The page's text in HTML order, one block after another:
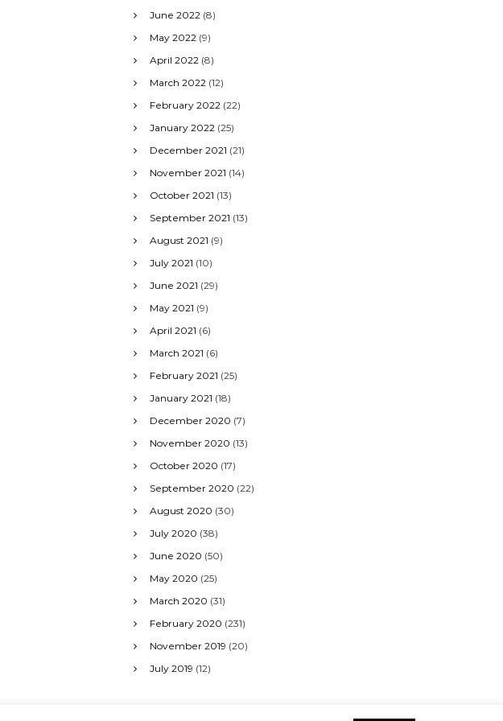
June 2022 (8)
May 2022 (9)
April 2022 (8)
March 2022 (12)
February 2022 (22)
January 2022 (25)
December 2021 (21)
November 2021 (14)
October 2021 (13)
September 2021 (13)
August 2021 (9)
July 2021 (10)
June 2021 (29)
May 2021 (9)
April 2021 (6)
March 2021 (6)
February 2021 (25)
January 2021 (18)
December 2020 (7)
November 2020 (13)
October 2020 (17)
September 2020 (22)
August 2020 (30)
July 2020 (38)
June 2020 (50)
May 2020 (25)
March 2020 (31)
February 2020 (231)
November 2019 (20)
July 2019 (12)